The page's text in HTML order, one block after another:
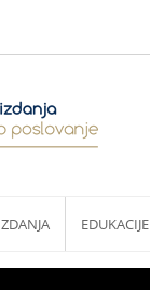
EDUKACIJE